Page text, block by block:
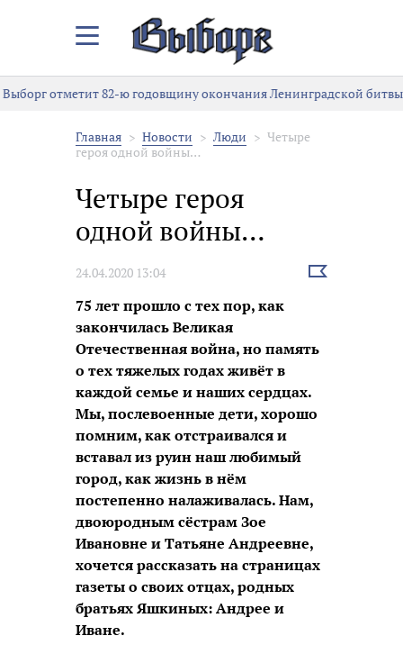
Закрыть/
меню
Выборг отметит 82-ю годовщину окончания Ленинградской битвы
Главная Новости Люди
Четыре
героя одной войны…
Четыре героя
одной войны…
24.04.2020 13:04
Выбрать
75 лет прошло с тех пор, как
закончилась Великая
Отечественная война, но память
о тех тяжелых годах живёт в
каждой семье и наших сердцах.
Мы, послевоенные дети, хорошо
помним, как отстраивался и
вставал из руин наш любимый
город, как жизнь в нём
постепенно налаживалась. Нам,
двоюродным сёстрам Зое
Ивановне и Татьяне Андреевне,
хочется рассказать на страницах
газеты о своих отцах, родных
братьях Яшкиных: Андрее и
Иване.